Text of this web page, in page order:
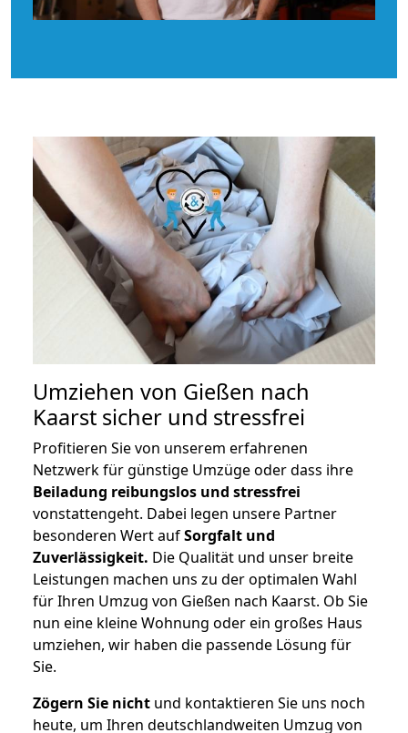
Umziehen von Gießen nach
Kaarst sicher und stressfrei
Profitieren Sie von unserem erfahrenen
Netzwerk für günstige Umzüge oder dass ihre
Beiladung reibungslos und stressfrei
vonstattengeht. Dabei legen unsere Partner
besonderen Wert aufSorgfalt und
Zuverlässigkeit. Die Qualität und unser breite
Leistungen machen uns zu der optimalen Wahl
für Ihren Umzug von Gießen nach Kaarst. Ob Sie
nun eine kleine Wohnung oder ein großes Haus
umziehen, wir haben die passende Lösung für
Sie.
Zögern Sie nicht und kontaktieren Sie uns noch
heute, um Ihren deutschlandweiten Umzug von